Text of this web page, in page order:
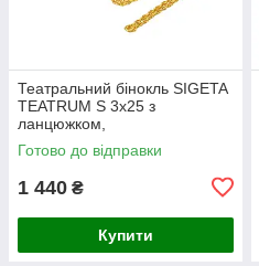
Театральний бінокль SIGETA
TEATRUM S 3x25 з
ланцюжком,
Готово до відправки
1 440 ₴
Купити